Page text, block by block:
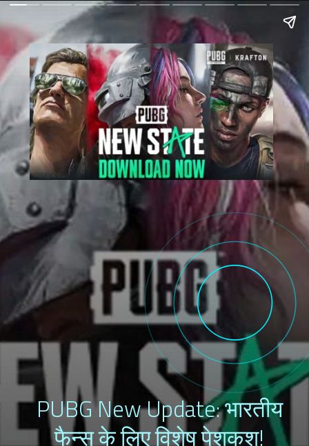
PUBG New Update: भारतीय
फैन्स के लिए विशेष पेशकश!